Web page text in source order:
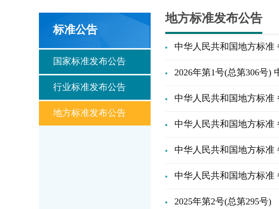
标准公告
国家标准发布公告
行业标准发布公告
地方标准发布公告
地方标准发布公告
中华人民共和国地方标准
2026年第1号(总第306号)
中华人民共和国地方标准
中华人民共和国地方标准
中华人民共和国地方标准
中华人民共和国地方标准
2025年第2号(总第295号)